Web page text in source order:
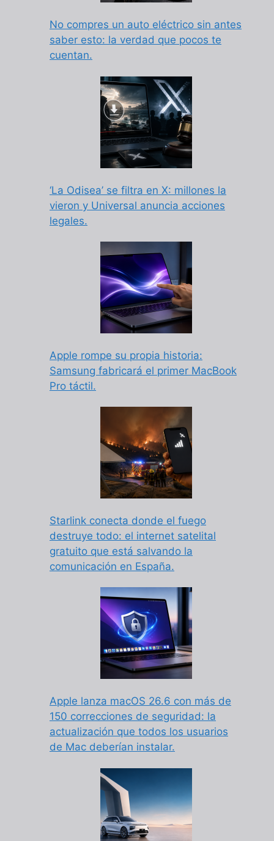
No compres un auto eléctrico sin antes
saber esto: la verdad que pocos te
cuentan.
‘La Odisea’ se filtra en X: millones la
vieron y Universal anuncia acciones
legales.
Apple rompe su propia historia:
Samsung fabricará el primer MacBook
Pro táctil.
Starlink conecta donde el fuego
destruye todo: el internet satelital
gratuito que está salvando la
comunicación en España.
Apple lanza macOS 26.6 con más de
150 correcciones de seguridad: la
actualización que todos los usuarios
de Mac deberían instalar.